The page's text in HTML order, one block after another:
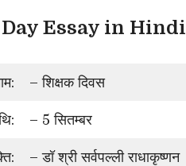
Day Essay in Hindi
– शिक्षक दिवस
– 5 सितम्बर
– डॉ श्री सर्वपल्ली राधाकृष्णन